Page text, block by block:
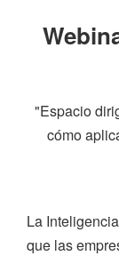
"Espacio
cómo
La
que las